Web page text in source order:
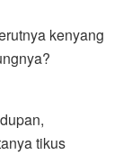
kenyang
tikus